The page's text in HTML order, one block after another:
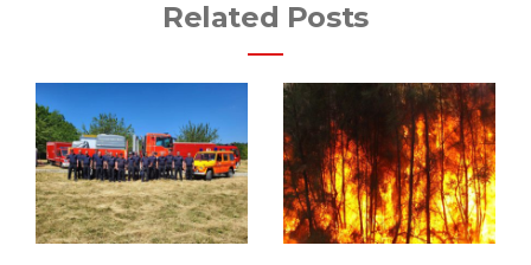
Related Posts